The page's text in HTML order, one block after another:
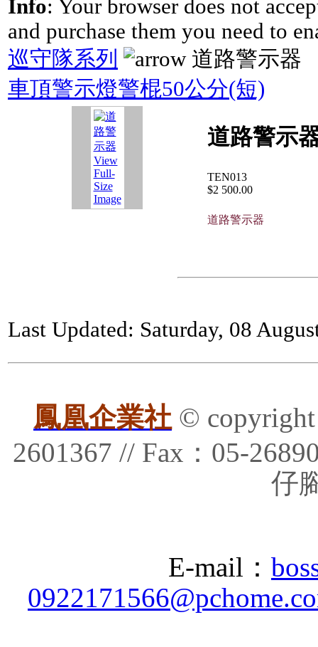
Info: Your browser does not
and purchase them you need to
巡守隊系列
道路警示器
車頂警示燈警棍50公分(短)
View
Full-
Size
Image
道路警示
TEN013
$2 500.00
道路警示器
Last Updated: Saturday, 08
鳳凰企業社 © copyright
2601367 // Fax：05-
仔
E-mail：